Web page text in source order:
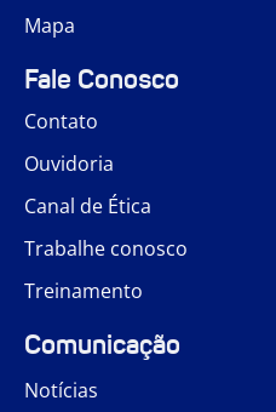
Mapa
Fale Conosco
Contato
Ouvidoria
Canal de Ética
Trabalhe conosco
Treinamento
Comunicação
Notícias